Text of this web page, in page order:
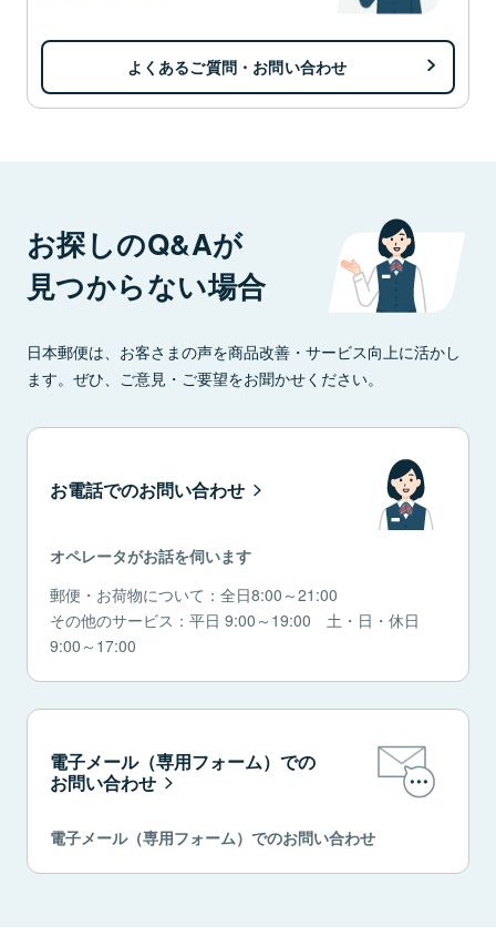
よくあるご質問・お問い合わせ
お探しのQ&Aが
見つからない場合
日本郵便は、お客さまの声を商品改善・サービス向上に活かし
ます。ぜひ、ご意見・ご要望をお聞かせください。
お電話でのお問い合わせ
オペレータがお話を伺います
郵便・お荷物について：全日8:00～21:00
その他のサービス：平日 9:00～19:00 土・日・休日
9:00～17:00
電子メール（専用フォーム）での
お問い合わせ
電子メール（専用フォーム）でのお問い合わせ